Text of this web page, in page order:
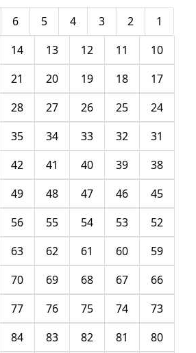
1
2
3
4
5
6
10
11
12
13
14
17
18
19
20
21
24
25
26
27
28
31
32
33
34
35
38
39
40
41
42
45
46
47
48
49
52
53
54
55
56
59
60
61
62
63
66
67
68
69
70
73
74
75
76
77
80
81
82
83
84